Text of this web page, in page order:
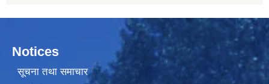
Notices
सूचना तथा समाचार